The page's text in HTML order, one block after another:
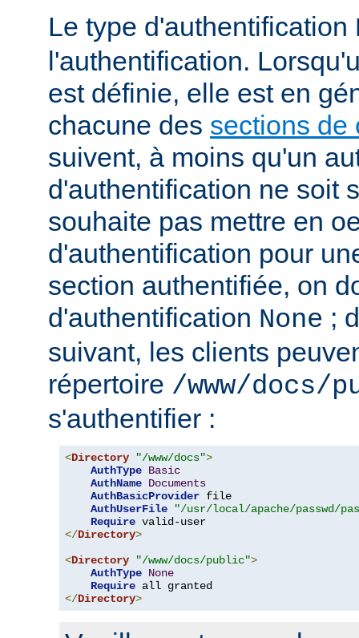
Le type d'authentification
l'authentification.
est définie, elle est en
chacune des sections de
suivent, à moins qu'un
d'authentification ne soit
souhaite pas mettre en
d'authentification pour
section authentifiée, on
d'authentification None ;
suivant, les clients
répertoire /www/docs/
s'authentifier :
<Directory "/www/docs">
AuthType Basic
AuthName Documents
AuthBasicProvider file
AuthUserFile
"/usr/local/apache/passwd/
Require
</Directory>
<Directory "/www/docs/public">
AuthType None
Require
</Directory>